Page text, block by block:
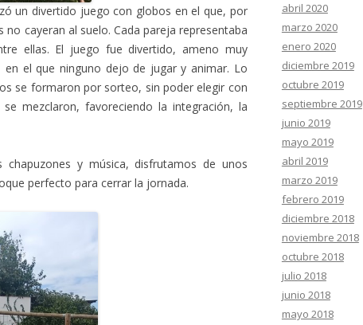
un divertido juego con globos en el que, por
cayeran al suelo. Cada pareja representaba
ellas. El juego fue divertido, ameno muy
el que ninguno dejo de jugar y animar. Lo
se formaron por sorteo, sin poder elegir con
mezclaron, favoreciendo la integración, la
y música, disfrutamos de unos
perfecto para cerrar la jornada.
abril 2020
marzo 2020
enero 2020
diciembre 2019
octubre 2019
septiembre 2019
junio 2019
mayo 2019
abril 2019
marzo 2019
febrero 2019
diciembre 2018
noviembre 2018
octubre 2018
julio 2018
junio 2018
mayo 2018